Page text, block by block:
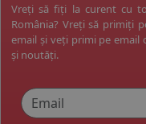
Vreți să fiți la curent cu
România? Vreți să primiți
email și veți primi pe email
și noutăți.